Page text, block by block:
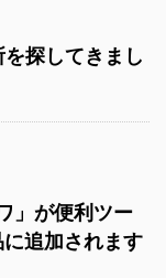
探してきまし
」が便利ツー
追加されます